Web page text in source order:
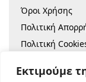
Εκτιμούμε
Όροι Χρήσης
Πολιτική
Πολιτική